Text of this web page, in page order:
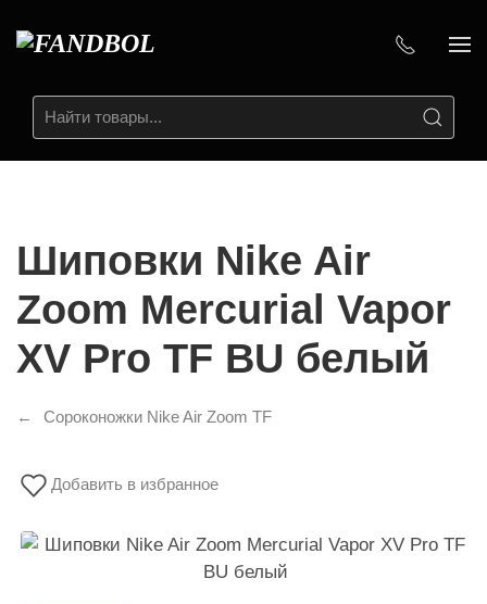
Шиповки Nike Air
Zoom Mercurial Vapor
XV Pro TF BU белый
Сороконожки Nike Air Zoom TF
Добавить в избранное